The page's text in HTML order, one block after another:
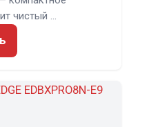
чистый …